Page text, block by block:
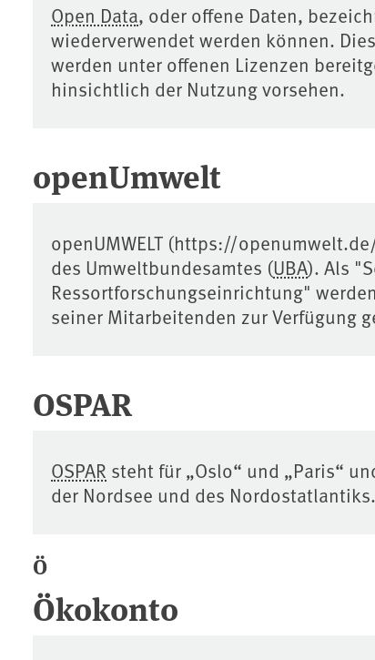
Open Data, oder offene Daten,
wiederverwendet werden können.
werden unter offenen Lizenzen
hinsichtlich der Nutzung vorsehen.
openUmwelt
openUMWELT (https://
des Umweltbundesamtes (UBA). Als
Ressortforschungseinrichtung"
seiner Mitarbeitenden zur Verfügung
OSPAR
OSPAR steht für „Oslo“ und „Paris“
der Nordsee und des Nordostatlantiks.
Ö
Ökokonto